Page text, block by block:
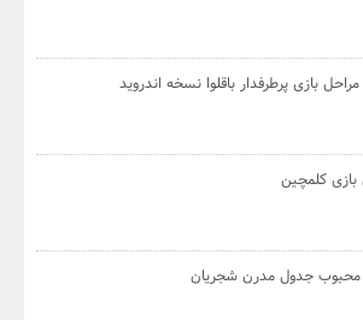
بازی پرطرفدار باقلوا نسخه اندروید
کلمچین
محبوب جدول مدرن شجریان